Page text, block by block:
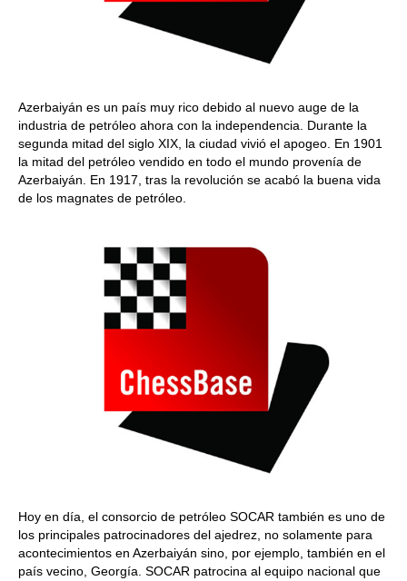
Azerbaiyán es un país muy rico debido al nuevo auge de la
industria de petróleo ahora con la independencia. Durante la
segunda mitad del siglo XIX, la ciudad vivió el apogeo. En 1901
la mitad del petróleo vendido en todo el mundo provenía de
Azerbaiyán. En 1917, tras la revolución se acabó la buena vida
de los magnates de petróleo.
Hoy en día, el consorcio de petróleo SOCAR también es uno de
los principales patrocinadores del ajedrez, no solamente para
acontecimientos en Azerbaiyán sino, por ejemplo, también en el
país vecino, Georgía. SOCAR patrocina al equipo nacional que